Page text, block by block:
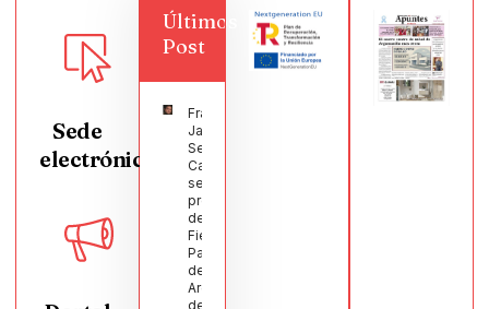
Sede
electrónica
Últimos
Post
Francisco
Javier
Segura
Castellanos
será el
pregonero
de las
Fiestas
Patronales
de
Argamasilla
de